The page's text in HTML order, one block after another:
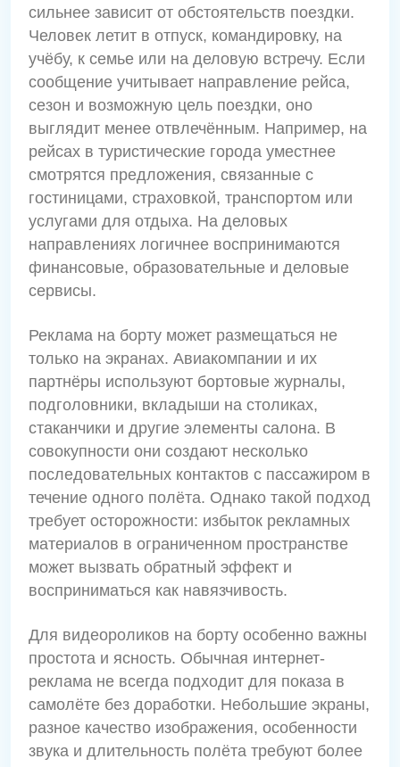
сильнее зависит от обстоятельств поездки.
Человек летит в отпуск, командировку, на
учёбу, к семье или на деловую встречу. Если
сообщение учитывает направление рейса,
сезон и возможную цель поездки, оно
выглядит менее отвлечённым. Например, на
рейсах в туристические города уместнее
смотрятся предложения, связанные с
гостиницами, страховкой, транспортом или
услугами для отдыха. На деловых
направлениях логичнее воспринимаются
финансовые, образовательные и деловые
сервисы.
Реклама на борту может размещаться не
только на экранах. Авиакомпании и их
партнёры используют бортовые журналы,
подголовники, вкладыши на столиках,
стаканчики и другие элементы салона. В
совокупности они создают несколько
последовательных контактов с пассажиром в
течение одного полёта. Однако такой подход
требует осторожности: избыток рекламных
материалов в ограниченном пространстве
может вызвать обратный эффект и
восприниматься как навязчивость.
Для видеороликов на борту особенно важны
простота и ясность. Обычная интернет-
реклама не всегда подходит для показа в
самолёте без доработки. Небольшие экраны,
разное качество изображения, особенности
звука и длительность полёта требуют более